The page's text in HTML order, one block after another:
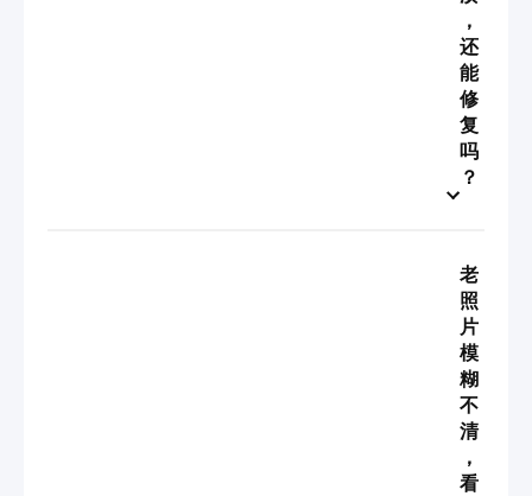
，
还
能
修
复
吗
？
老
照
片
模
糊
不
清
，
看